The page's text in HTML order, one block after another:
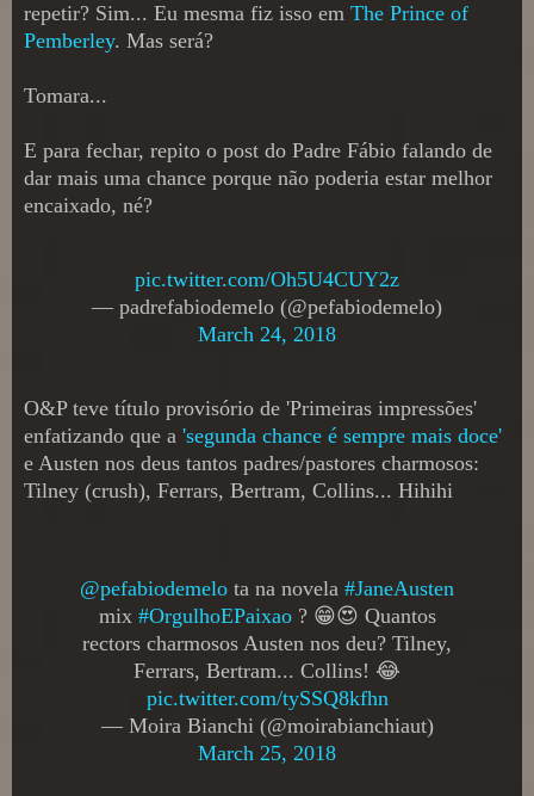
repetir? Sim... Eu mesma fiz isso em The Prince of
Pemberley. Mas será?
Tomara...
E para fechar, repito o post do Padre Fábio falando de
dar mais uma chance porque não poderia estar melhor
encaixado, né?
pic.twitter.com/Oh5U4CUY2z
— padrefabiodemelo (@pefabiodemelo)
March 24, 2018
O&P teve título provisório de 'Primeiras impressões'
enfatizando que a 'segunda chance é sempre mais doce'
e Austen nos deus tantos padres/pastores charmosos:
Tilney (crush), Ferrars, Bertram, Collins... Hihihi
@pefabiodemelo ta na novela #JaneAusten
mix #OrgulhoEPaixao? 😁😍 Quantos
rectors charmosos Austen nos deu? Tilney,
Ferrars, Bertram... Collins! 😂
pic.twitter.com/tySSQ8kfhn
— Moira Bianchi (@moirabianchiaut)
March 25, 2018